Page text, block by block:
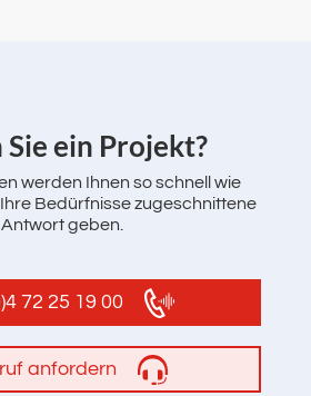
Sie ein Projekt?
werden Ihnen so schnell wie
Bedürfnisse zugeschnittene
Antwort geben.
72 25 19 00
anfordern